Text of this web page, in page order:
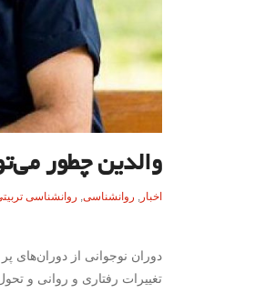
والدین چطور
اخبار , روانشناسی, روانشناسی
دوران نوجوانی از
تغییرات رفتاری و روانی و